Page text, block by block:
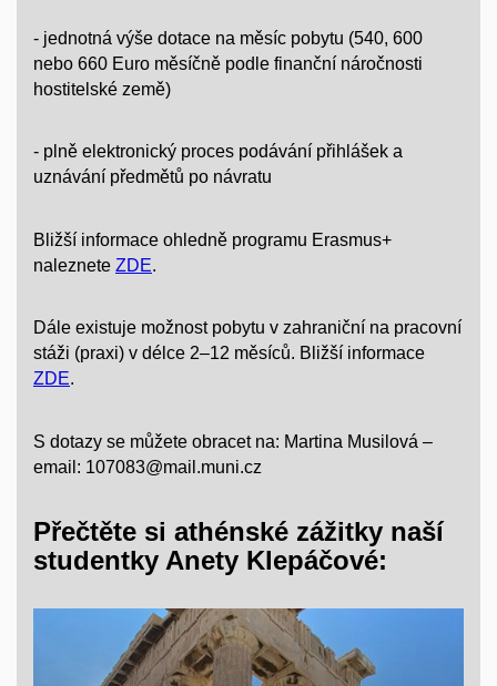
- jednotná výše dotace na měsíc pobytu (540, 600
nebo 660 Euro měsíčně podle finanční náročnosti
hostitelské země)
- plně elektronický proces podávání přihlášek a
uznávání předmětů po návratu
Bližší informace ohledně programu Erasmus+
naleznete ZDE.
Dále existuje možnost pobytu v zahraniční na pracovní
stáži (praxi) v délce 2–12 měsíců. Bližší informace
ZDE.
S dotazy se můžete obracet na: Martina Musilová –
email: 107083@mail.muni.cz
Přečtěte si athénské zážitky naší
studentky Anety Klepáčové: